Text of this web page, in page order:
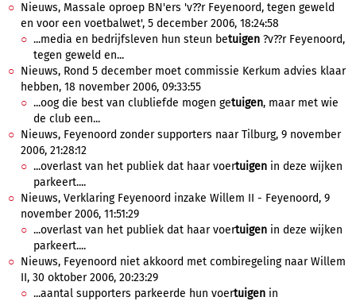
Nieuws, Massale oproep BN'ers 'v??r Feyenoord, tegen geweld
en voor een voetbalwet', 5 december 2006, 18:24:58
...media en bedrijfsleven hun steun betuigen ?v??r Feyenoord,
tegen geweld en...
Nieuws, Rond 5 december moet commissie Kerkum advies klaar
hebben, 18 november 2006, 09:33:55
...oog die best van clubliefde mogen getuigen, maar met wie
de club een...
Nieuws, Feyenoord zonder supporters naar Tilburg, 9 november
2006, 21:28:12
...overlast van het publiek dat haar voertuigen in deze wijken
parkeert....
Nieuws, Verklaring Feyenoord inzake Willem II - Feyenoord, 9
november 2006, 11:51:29
...overlast van het publiek dat haar voertuigen in deze wijken
parkeert....
Nieuws, Feyenoord niet akkoord met combiregeling naar Willem
II, 30 oktober 2006, 20:23:29
...aantal supporters parkeerde hun voertuigen in